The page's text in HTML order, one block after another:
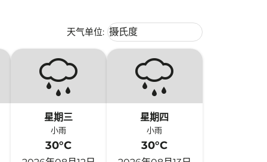
天气单位: Weather unit option 摄氏度
摄氏度
keyboard_arrow_down
星期三
小雨
30°C
星期四
小雨
30°C